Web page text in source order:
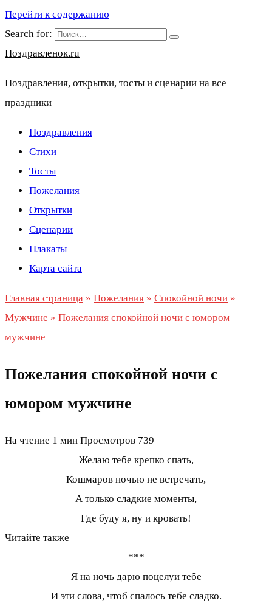
Перейти к содержанию
Search for:
Поздравленок.ru
Поздравления, открытки, тосты и сценарии на все
праздники
Поздравления
Стихи
Тосты
Пожелания
Открытки
Сценарии
Плакаты
Карта сайта
Главная страница » Пожелания » Спокойной ночи »
Мужчине » Пожелания спокойной ночи с юмором
мужчине
Пожелания спокойной ночи с
юмором мужчине
На чтение 1 мин Просмотров 739
Желаю тебе крепко спать,
Кошмаров ночью не встречать,
А только сладкие моменты,
Где буду я, ну и кровать!
Читайте также
***
Я на ночь дарю поцелуи тебе
И эти слова, чтоб спалось тебе сладко.